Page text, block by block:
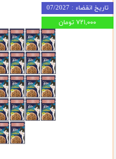
تاریخ انقضاء : 07/2027
۷۲۱,۰۰۰ تومان